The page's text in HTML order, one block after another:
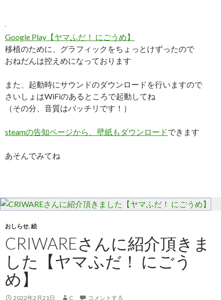
Google Play【ヤマふだ！ にごうめ】
移植のために、グラフィックをちょっとけずったので
おねだんは控えめになっております
また、起動時にサウンドのダウンロードを行いますので
さいしょはWiFiのあるところで起動してね
（その分、音質はバッチリです！）
steamの告知ページから、壁紙もダウンロードできます
あそんでみてね
おしらせ, 絵
CRIWAREさんに紹介頂きま
した【ヤマふだ！ にごう
め】
2022年2月21日 C コメントする